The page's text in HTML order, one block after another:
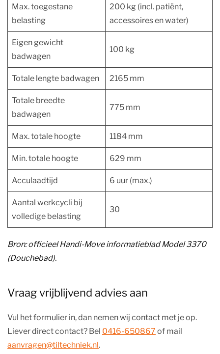
Max. toegestane
belasting
200 kg (incl. patiënt,
accessoires en water)
Eigen gewicht
badwagen
100 kg
Totale lengte badwagen 2165 mm
Totale breedte
badwagen
775 mm
Max. totale hoogte 1184 mm
Min. totale hoogte 629 mm
Acculaadtijd 6 uur (max.)
Aantal werkcycli bij
volledige belasting
30
Bron: officieel Handi-Move informatieblad Model 3370
(Douchebad).
Vraag vrijblijvend advies aan
Vul het formulier in, dan nemen wij contact met je op.
Liever direct contact? Bel 0416-650867 of mail
aanvragen@tiltechniek.nl.